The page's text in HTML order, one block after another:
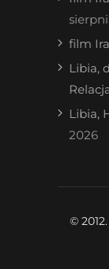
film
Libia,
Libia,
2026
©